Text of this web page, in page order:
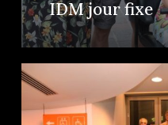
IDM jour fixe